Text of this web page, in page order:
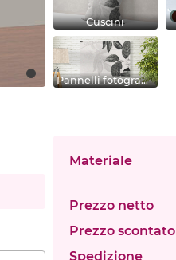
Cuscini
Pannelli fotografici
Materiale
Prezzo netto
Prezzo scontato
Spedizione